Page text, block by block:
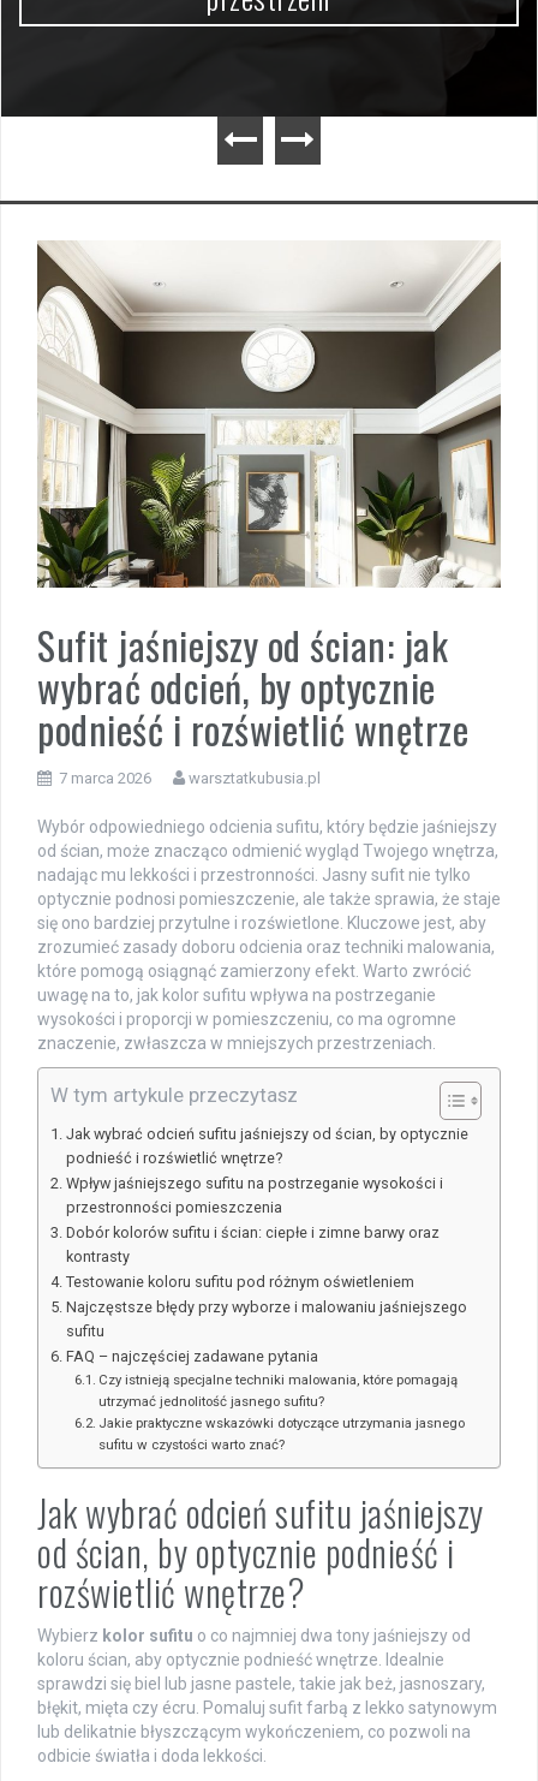
Sufit jaśniejszy od ścian: jak
wybrać odcień, by optycznie
podnieść i rozświetlić wnętrze
7 marca 2026 warsztatkubusia.pl
Wybór odpowiedniego odcienia sufitu, który będzie jaśniejszy
od ścian, może znacząco odmienić wygląd Twojego wnętrza,
nadając mu lekkości i przestronności. Jasny sufit nie tylko
optycznie podnosi pomieszczenie, ale także sprawia, że staje
się ono bardziej przytulne i rozświetlone. Kluczowe jest, aby
zrozumieć zasady doboru odcienia oraz techniki malowania,
które pomogą osiągnąć zamierzony efekt. Warto zwrócić
uwagę na to, jak kolor sufitu wpływa na postrzeganie
wysokości i proporcji w pomieszczeniu, co ma ogromne
znaczenie, zwłaszcza w mniejszych przestrzeniach.
W tym artykule przeczytasz
Jak wybrać odcień sufitu jaśniejszy od ścian, by optycznie
podnieść i rozświetlić wnętrze?
Wpływ jaśniejszego sufitu na postrzeganie wysokości i
przestronności pomieszczenia
Dobór kolorów sufitu i ścian: ciepłe i zimne barwy oraz
kontrasty
Testowanie koloru sufitu pod różnym oświetleniem
Najczęstsze błędy przy wyborze i malowaniu jaśniejszego
sufitu
FAQ – najczęściej zadawane pytania
Czy istnieją specjalne techniki malowania, które pomagają
utrzymać jednolitość jasnego sufitu?
Jakie praktyczne wskazówki dotyczące utrzymania jasnego
sufitu w czystości warto znać?
Jak wybrać odcień sufitu jaśniejszy
od ścian, by optycznie podnieść i
rozświetlić wnętrze?
Wybierz kolor sufitu o co najmniej dwa tony jaśniejszy od
koloru ścian, aby optycznie podnieść wnętrze. Idealnie
sprawdzi się biel lub jasne pastele, takie jak beż, jasnoszary,
błękit, mięta czy écru. Pomaluj sufit farbą z lekko satynowym
lub delikatnie błyszczącym wykończeniem, co pozwoli na
odbicie światła i doda lekkości.